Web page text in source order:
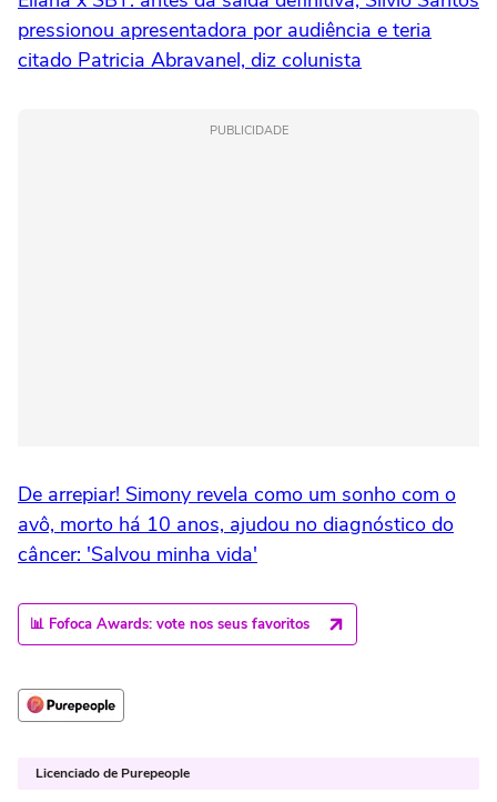
pressionou apresentadora por audiência e teria
citado Patricia Abravanel, diz colunista
PUBLICIDADE
De arrepiar! Simony revela como um sonho com o
avô, morto há 10 anos, ajudou no diagnóstico do
câncer: 'Salvou minha vida'
📊 Fofoca Awards: vote nos seus favoritos
Licenciado de Purepeople